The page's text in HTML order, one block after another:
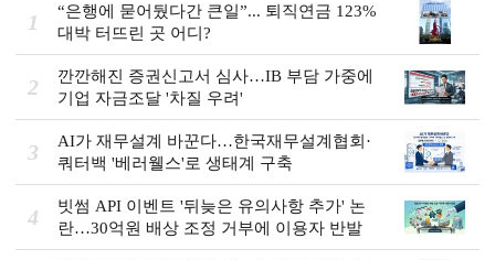
1
“은행에 묻어뒀다간 큰일”... 퇴직연금 123%
대박 터뜨린 곳 어디?
2
깐깐해진 증권신고서 심사…IB 부담 가중에
기업 자금조달 '차질 우려'
3
AI가 재무설계 바꾼다…한국재무설계협회·
쿼터백 '베러웰스'로 생태계 구축
4
빗썸 API 이벤트 '뒤늦은 유의사항 추가' 논
란…30억원 배상 조정 거부에 이용자 반발